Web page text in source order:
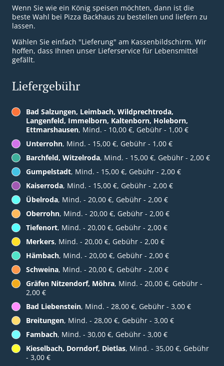
Wenn Sie wie ein König speisen möchten, dann ist die
beste Wahl bei Pizza Backhaus zu bestellen und liefern zu
lassen.
Wählen Sie einfach "Lieferung" am Kassenbildschirm. Wir
hoffen, dass Ihnen unser Lieferservice für Lebensmittel
gefällt.
Liefergebühr
Bad Salzungen, Leimbach, Wildprechtroda,
Langenfeld, Immelborn, Kaltenborn, Holeborn,
Ettmarshausen, Mind. - 10,00 €, Gebühr - 1,00 €
Unterrohn, Mind. - 15,00 €, Gebühr - 1,00 €
Barchfeld, Witzelroda, Mind. - 15,00 €, Gebühr - 2,00 €
Gumpelstadt, Mind. - 15,00 €, Gebühr - 2,00 €
Kaiserroda, Mind. - 15,00 €, Gebühr - 2,00 €
Übelroda, Mind. - 20,00 €, Gebühr - 2,00 €
Oberrohn, Mind. - 20,00 €, Gebühr - 2,00 €
Tiefenort, Mind. - 20,00 €, Gebühr - 2,00 €
Merkers, Mind. - 20,00 €, Gebühr - 2,00 €
Hämbach, Mind. - 20,00 €, Gebühr - 2,00 €
Schweina, Mind. - 20,00 €, Gebühr - 2,00 €
Gräfen Nitzendorf, Möhra, Mind. - 20,00 €, Gebühr -
2,00 €
Bad Liebenstein, Mind. - 28,00 €, Gebühr - 3,00 €
Breitungen, Mind. - 28,00 €, Gebühr - 3,00 €
Fambach, Mind. - 30,00 €, Gebühr - 3,00 €
Kieselbach, Dorndorf, Dietlas, Mind. - 35,00 €, Gebühr
- 3,00 €